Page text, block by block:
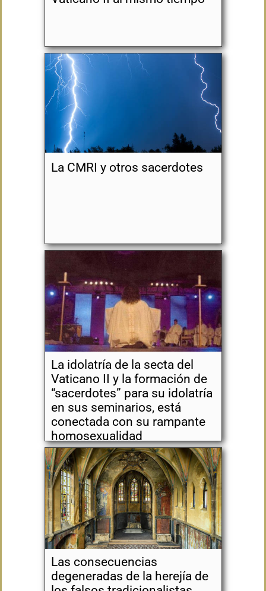
La CMRI y otros sacerdotes
La idolatría de la secta del
Vaticano II y la formación de
“sacerdotes” para su idolatría
en sus seminarios, está
conectada con su rampante
homosexualidad
Las consecuencias
degeneradas de la herejía de